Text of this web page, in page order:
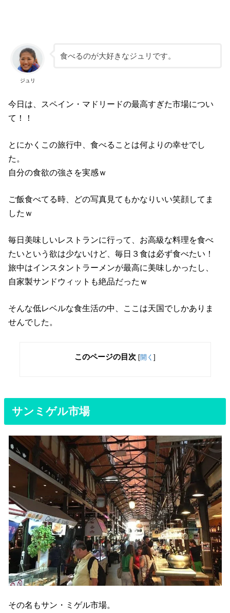
ジュリ
食べるのが大好きなジュリです。
今日は、スペイン・マドリードの最高すぎた市場につい
て！！
とにかくこの旅行中、食べることは何よりの幸せでし
た。
自分の食欲の強さを実感ｗ
ご飯食べてる時、どの写真見てもかなりいい笑顔してま
したｗ
毎日美味しいレストランに行って、お高級な料理を食べ
たいという欲は少ないけど、毎日３食は必ず食べたい！
旅中はインスタントラーメンが最高に美味しかったし、
自家製サンドウィットも絶品だったｗ
そんな低レベルな食生活の中、ここは天国でしかありま
せんでした。
このページの目次 [開く ]
サンミゲル市場
その名もサン・ミゲル市場。